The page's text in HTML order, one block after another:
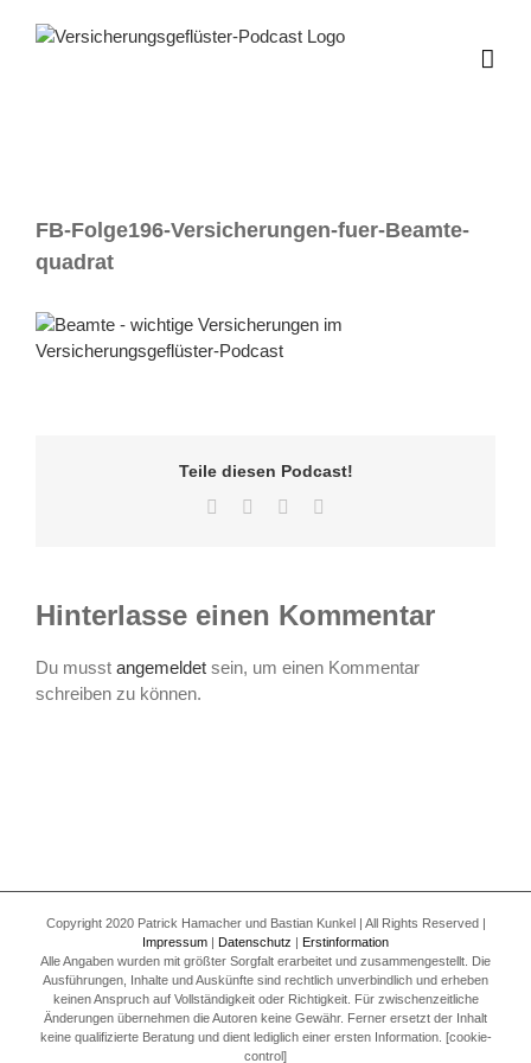
Inhalt
FB-Folge196-Versicherungen-fuer-Beamte-
quadrat
Teile diesen Podcast!
Facebook
TwitterLinkedIn
Hinterlasse einen Kommentar
Du musst angemeldet sein, um einen Kommentar
schreiben zu können.
Copyright 2020 Patrick Hamacher und Bastian Kunkel | All Rights Reserved |
Impressum | Datenschutz | Erstinformation
Alle Angaben wurden mit größter Sorgfalt erarbeitet und zusammengestellt. Die
Ausführungen, Inhalte und Auskünfte sind rechtlich unverbindlich und erheben
keinen Anspruch auf Vollständigkeit oder Richtigkeit. Für zwischenzeitliche
Änderungen übernehmen die Autoren keine Gewähr. Ferner ersetzt der Inhalt
keine qualifizierte Beratung und dient lediglich einer ersten Information. [cookie-
control]